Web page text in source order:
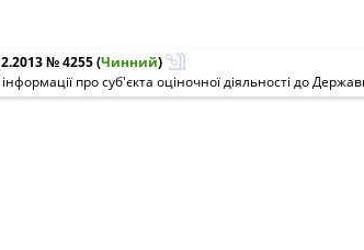
№ 4255(Чинний)
про суб'єкта оціночної діяльності до